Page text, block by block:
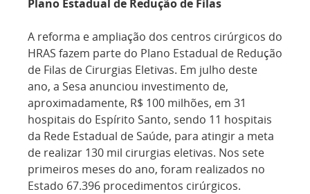
Plano Estadual de Redução de Filas
A reforma e ampliação dos centros cirúrgicos do
HRAS fazem parte do Plano Estadual de Redução
de Filas de Cirurgias Eletivas. Em julho deste
ano, a Sesa anunciou investimento de,
aproximadamente, R$ 100 milhões, em 31
hospitais do Espírito Santo, sendo 11 hospitais
da Rede Estadual de Saúde, para atingir a meta
de realizar 130 mil cirurgias eletivas. Nos sete
primeiros meses do ano, foram realizados no
Estado 67.396 procedimentos cirúrgicos.